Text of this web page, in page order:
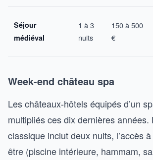
Séjour
médiéval
1 à 3
nuits
150 à 500
€
Week-end château spa
Les châteaux-hôtels équipés d’un
multipliés ces dix dernières années.
classique inclut deux nuits, l’accès à
être (piscine intérieure, hammam,